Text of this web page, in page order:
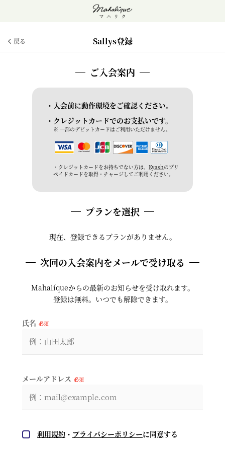
戻る Sallys登録
ご入会案内
・入会前に動作環境をご確認ください。
・クレジットカードでのお支払いです。
※ 一部のデビットカードはご利用いただけません。
・クレジットカードをお持ちでない方は、 Kyashのプリ
ペイドカードを取得・チャージしてご利用ください。
プランを選択
現在、登録できるプランがありません。
次回の入会案内をメールで受け取る
Mahalíqueからの最新のお知らせを受け取れます。
登録は無料。いつでも解除できます。
氏名 必須
メールアドレス 必須
利用規約 ・ プライバシーポリシーに同意する